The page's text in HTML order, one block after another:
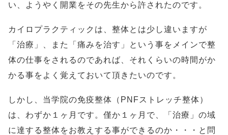
い、ようやく開業をその先生から許されたのです。
カイロプラクティックは、整体とは少し違いますが
「治療」、また「痛みを治す」という事をメインで整
体の仕事をされるのであれば、それくらいの時間がか
かる事をよく覚えておいて頂きたいのです。
しかし、当学院の免疫整体（PNFストレッチ整体）
は、わずか１ヶ月です。僅か１ヶ月で、「治療」の域
に達する整体をお教えする事ができるのか・・・と問